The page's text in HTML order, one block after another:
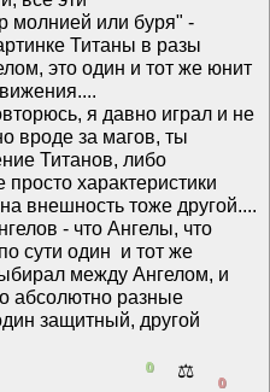
молнией или буря" -
Титаны в разы
это один и тот же юнит
я давно играл и не
вроде за магов, ты
Титанов, либо
характеристики
внешность тоже другой....
- что Ангелы, что
сути один и тот же
между Ангелом, и
абсолютно разные
защитный, другой
0 ⚖️
0